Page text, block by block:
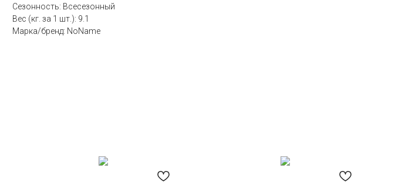
Сезонность: Всесезонный
Вес (кг. за 1 шт.): 9.1
Марка/бренд: NoName